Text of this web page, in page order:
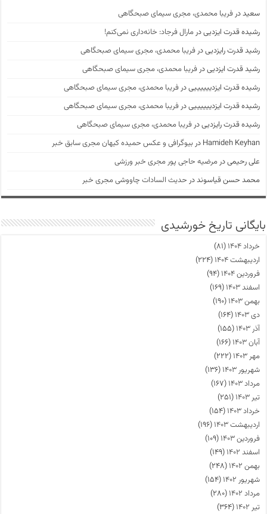
سعیددرفریبا محمدی، مجری سیمای صبحگاهی
رشیده قدرت ایزدییدرمارال فرجاد: خانه‌داری نمی‌کنم!
رشید قدرت رایزدییدرفریبا محمدی، مجری سیمای صبحگاهی
رشید قدرت ایزدییدرفریبا محمدی، مجری سیمای صبحگاهی
رشیده قدرت ایزدیییییییدرفریبا محمدی، مجری سیمای صبحگاهی
رشیده قدرت ایزدیییییییدرفریبا محمدی، مجری سیمای صبحگاهی
رشیده قدرت رایزدییدرفریبا محمدی، مجری سیمای صبحگاهی
Hamideh Keyhan در بیوگرافی و عکس حمیده کیهان مجری سابق خبر
علی رحیمیدرمرضیه حاجی پور مجری خبر ورزشی
محمد حسن قیاسونددر حدیث السادات چاووشی مجری خبر
بایگانی تاریخ خورشیدی
خرداد ۱۴۰۴
(۸۱)
اردیبهشت ۱۴۰۴
(۲۲۴)
فروردین ۱۴۰۴
(۹۴)
اسفند ۱۴۰۳
(۱۶۹)
بهمن ۱۴۰۳
(۱۹۰)
دی ۱۴۰۳
(۱۶۴)
آذر ۱۴۰۳
(۱۵۵)
آبان ۱۴۰۳
(۱۶۶)
مهر ۱۴۰۳
(۲۲۲)
شهریور ۱۴۰۳
(۱۳۶)
مرداد ۱۴۰۳
(۱۶۷)
تیر ۱۴۰۳
(۲۵۱)
خرداد ۱۴۰۳
(۱۵۴)
اردیبهشت ۱۴۰۳
(۱۹۶)
فروردین ۱۴۰۳
(۱۰۹)
اسفند ۱۴۰۲
(۱۴۹)
بهمن ۱۴۰۲
(۲۴۸)
شهریور ۱۴۰۲
(۱۵۴)
مرداد ۱۴۰۲
(۲۸۰)
تیر ۱۴۰۲
(۳۶۴)